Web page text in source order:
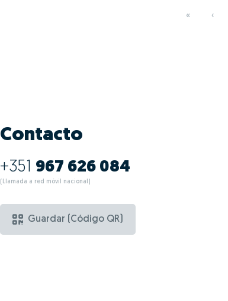
« ‹
Contacto
+351 967 626 084
(Llamada a red móvil nacional)
Guardar (Código QR)